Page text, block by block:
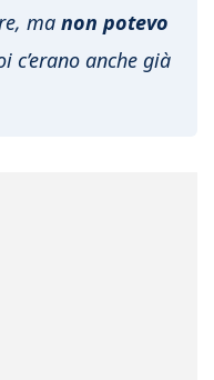
ma non potevo
c’erano anche già